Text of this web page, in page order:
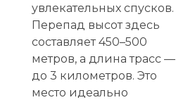
увлекательных спусков.
Перепад высот здесь
составляет 450–500
метров, а длина трасс —
до 3 километров. Это
место идеально